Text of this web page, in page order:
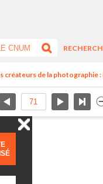
créateurs de la photographie :